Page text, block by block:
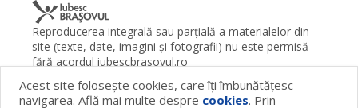
Reproducerea integrală sau parţială a materialelor din
site (texte, date, imagini şi fotografii) nu este permisă
fără acordul iubescbrasovul.ro
Termeni şi condiţii
Contact Despre proiect
FAQ
Acest site foloseşte cookies, care îţi îmbunătăţesc
navigarea. Află mai multe despre cookies. Prin